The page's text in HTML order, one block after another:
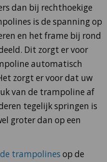
dan bij rechthoekige
is de spanning op
en het frame bij rond
Dit zorgt er voor
automatisch
zorgt er voor dat uw
van de trampoline af
tegelijk springen is
groter dan op een
trampolines op de